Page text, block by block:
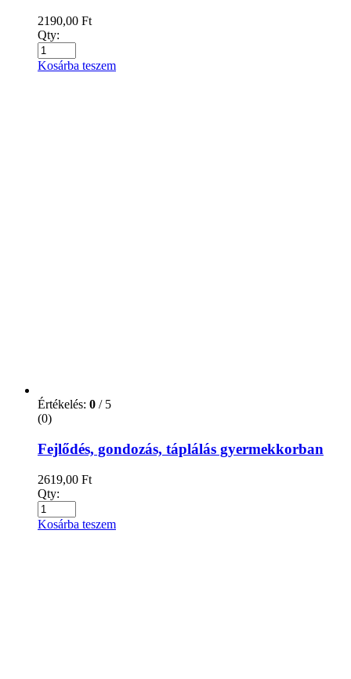
2190,00 Ft
Qty:
Kosárba teszem
Értékelés: 0 / 5
(0)
Fejlődés, gondozás, táplálás gyermekkorban
2619,00 Ft
Qty:
Kosárba teszem